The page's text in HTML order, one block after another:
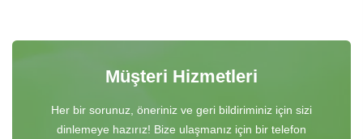
Müşteri Hizmetleri
Her bir sorunuz, öneriniz ve geri bildiriminiz için sizi
dinlemeye hazırız! Bize ulaşmanız için bir telefon